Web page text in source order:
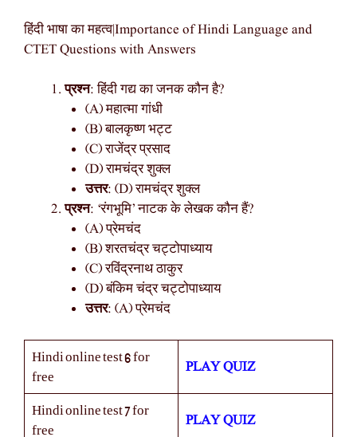
हिंदी भाषा का महत्व|Importance of Hindi Language and
CTET Questions with Answers
प्रश्न: हिंदी गद्य का जनक कौन है?
(A) महात्मा गांधी
(B) बालकृष्ण भट्ट
(C) राजेंद्र प्रसाद
(D) रामचंद्र शुक्ल
उत्तर: (D) रामचंद्र शुक्ल
प्रश्न: ‘रंगभूमि’ नाटक के लेखक कौन हैं?
(A) प्रेमचंद
(B) शरतचंद्र चट्टोपाध्याय
(C) रविंद्रनाथ ठाकुर
(D) बंकिम चंद्र चट्टोपाध्याय
उत्तर: (A) प्रेमचंद
Hindi online test 6 for
free
PLAY QUIZ
Hindi online test 7 for
free
PLAY QUIZ